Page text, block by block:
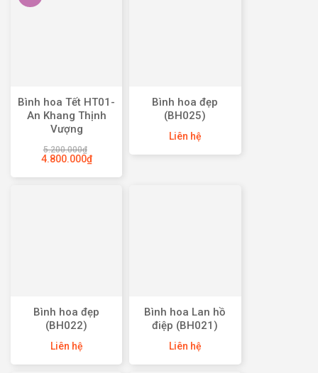
Bình hoa Tết HT01-
An Khang Thịnh
Vượng
5.200.000₫
4.800.000₫
Bình hoa đẹp
(BH025)
Liên hệ
Bình hoa đẹp
(BH022)
Liên hệ
Bình hoa Lan hồ
điệp (BH021)
Liên hệ